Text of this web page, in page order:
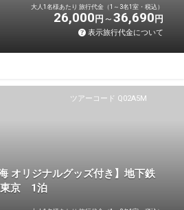
大人1名様あたり 旅行代金（1～3名1室・税込）
26,000 円 36,690 円
表示旅行代金について
ツアーコード Q02A5M
オリジナルグッズ付き】地下鉄
東京 1泊